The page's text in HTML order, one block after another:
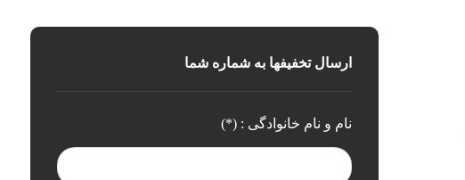
ارسال تخفیفها به شماره شما
نام و نام خانوادگی : (*)